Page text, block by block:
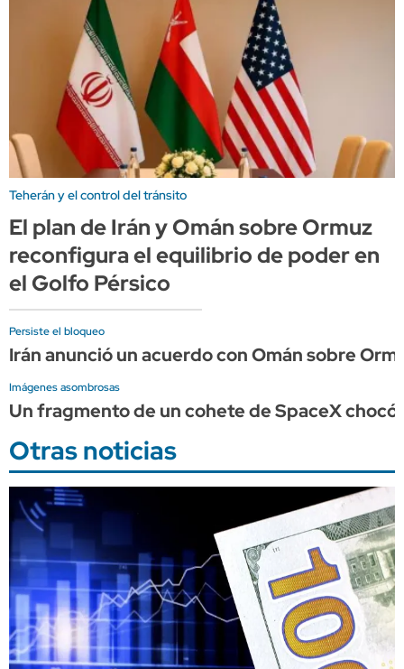
Teherán y el control del tránsito
El plan de Irán y Omán sobre Ormuz
reconfigura el equilibrio de poder en
el Golfo Pérsico
Persiste el bloqueo
Irán anunció un acuerdo con Omán sobre
Imágenes asombrosas
Un fragmento de un cohete de SpaceX
Otras noticias